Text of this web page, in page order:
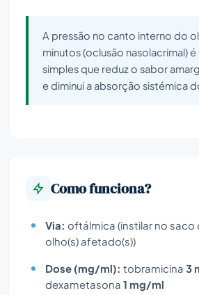
A pressão no canto interno do
minutos (oclusão nasolacrimal)
simples que reduz o sabor
e diminui a absorção sistémica
Como funciona?
Via: oftálmica (instilar no saco
olho(s) afetado(s))
Dose (mg/ml): tobramicina 3
dexametasona 1 mg/ml